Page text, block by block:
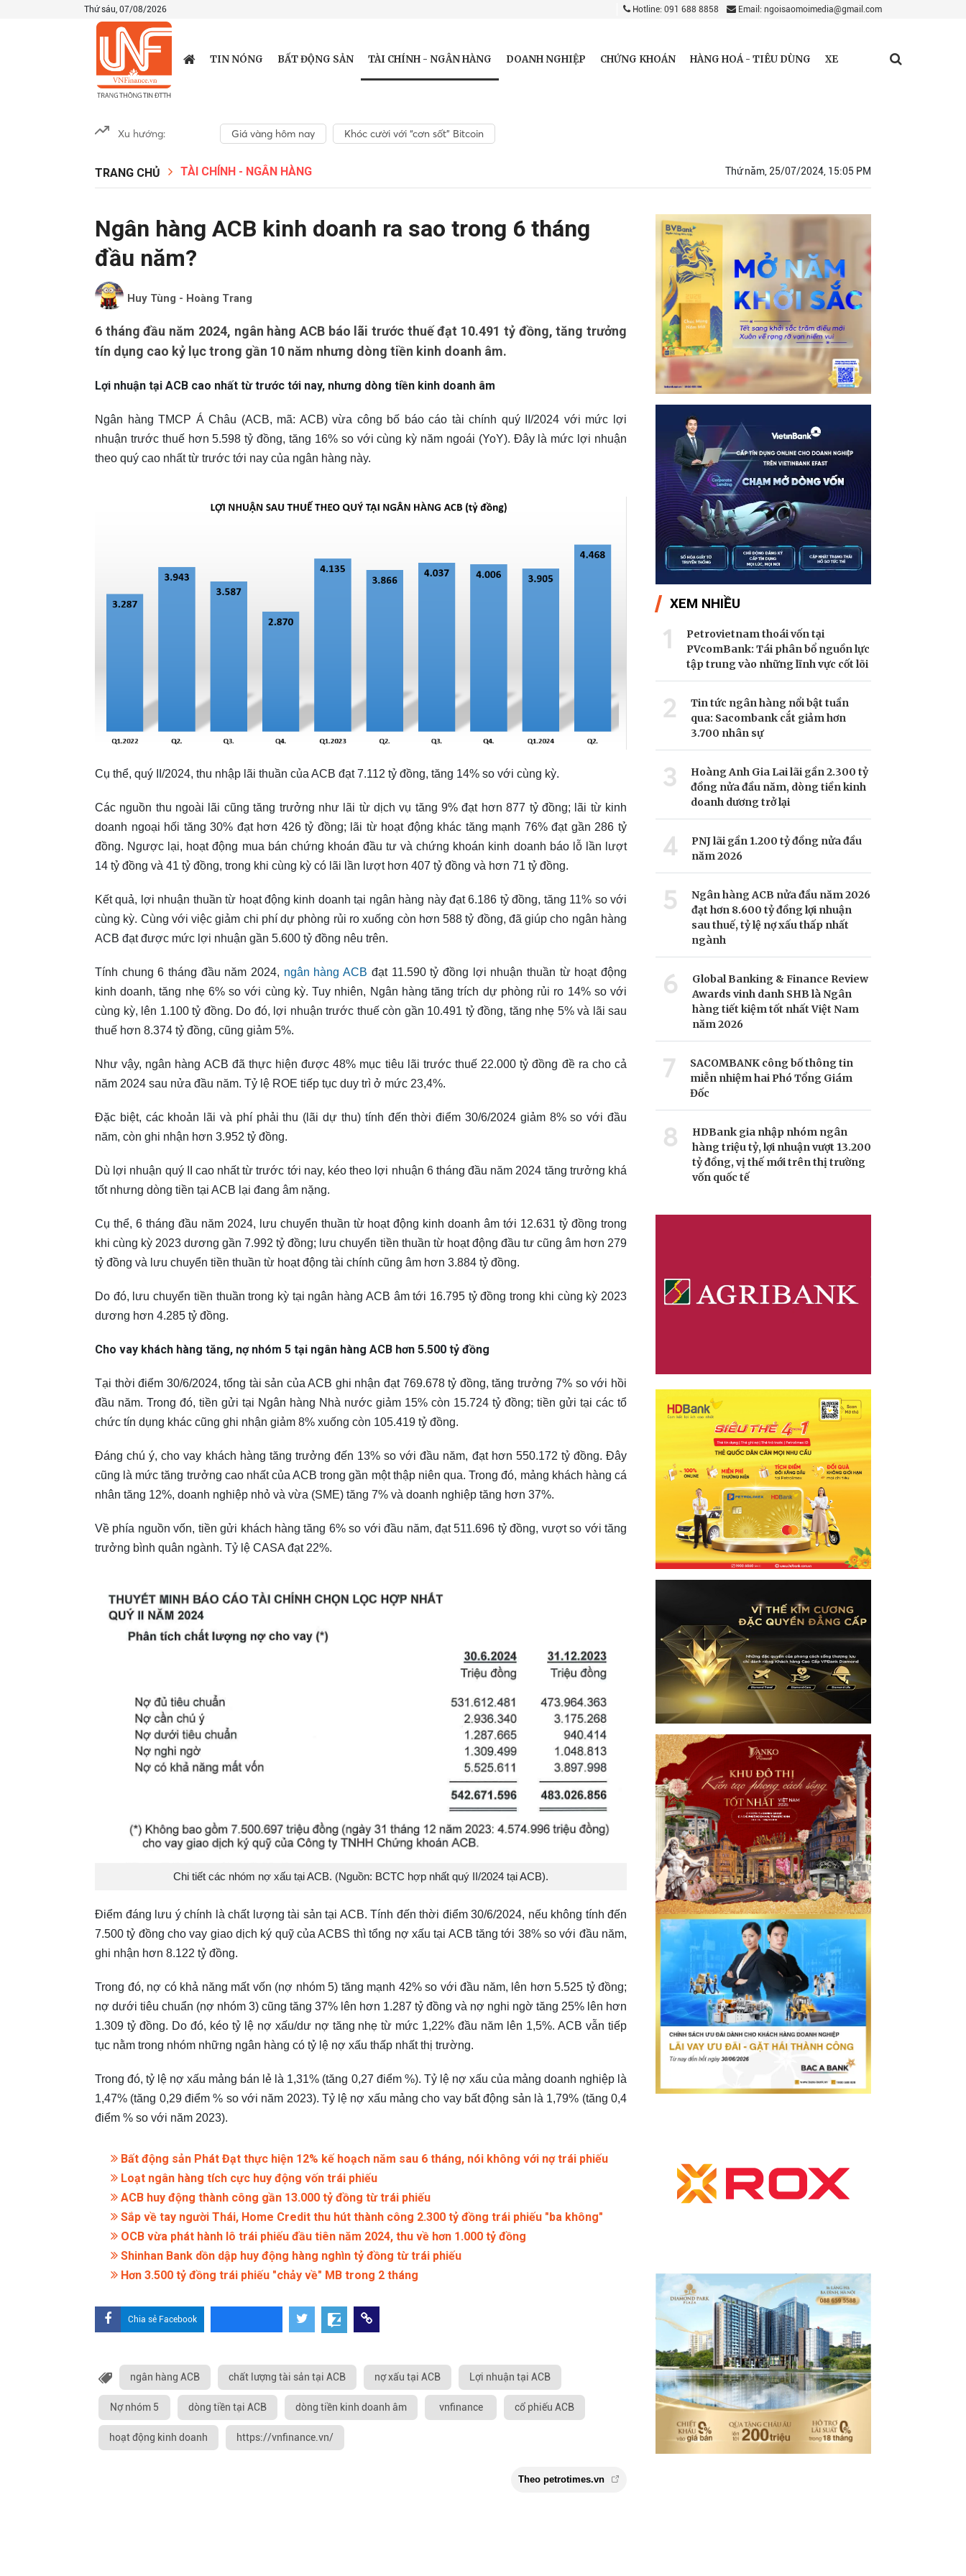
Thứ sáu, 07/08/2026 Hotline: 091 688 8858 Email: ngoisaomoimedia@gmail.com
TIN NÓNG BẤT ĐỘNG SẢN TÀI CHÍNH - NGÂN HÀNG DOANH NGHIỆP CHỨNG KHOÁN HÀNG HOÁ - TIÊU DÙNG XE
Xu hướng: Giá vàng hôm nay Khóc cười với “cơn sốt” Bitcoin
TRANG CHỦ TÀI CHÍNH - NGÂN HÀNG Thứ năm, 25/07/2024, 15:05 PM
Ngân hàng ACB kinh doanh ra sao trong 6 tháng
đầu năm?
Huy Tùng - Hoàng Trang
6 tháng đầu năm 2024, ngân hàng ACB báo lãi trước thuế đạt 10.491 tỷ đồng, tăng trưởng
tín dụng cao kỷ lục trong gần 10 năm nhưng dòng tiền kinh doanh âm.
Lợi nhuận tại ACB cao nhất từ trước tới nay, nhưng dòng tiền kinh doanh âm
Ngân hàng TMCP Á Châu (ACB, mã: ACB) vừa công bố báo cáo tài chính quý II/2024 với mức lợi
nhuận trước thuế hơn 5.598 tỷ đồng, tăng 16% so với cùng kỳ năm ngoái (YoY). Đây là mức lợi nhuận
theo quý cao nhất từ trước tới nay của ngân hàng này.
Cụ thể, quý II/2024, thu nhập lãi thuần của ACB đạt 7.112 tỷ đồng, tăng 14% so với cùng kỳ.
Các nguồn thu ngoài lãi cũng tăng trưởng như lãi từ dịch vụ tăng 9% đạt hơn 877 tỷ đồng; lãi từ kinh
doanh ngoại hối tăng 30% đạt hơn 426 tỷ đồng; lãi từ hoạt động khác tăng mạnh 76% đạt gần 286 tỷ
đồng. Ngược lại, hoạt động mua bán chứng khoán đầu tư và chứng khoán kinh doanh báo lỗ lần lượt
14 tỷ đồng và 41 tỷ đồng, trong khi cùng kỳ có lãi lần lượt hơn 407 tỷ đồng và hơn 71 tỷ đồng.
Kết quả, lợi nhuận thuần từ hoạt động kinh doanh tại ngân hàng này đạt 6.186 tỷ đồng, tăng 11% so với
cùng kỳ. Cùng với việc giảm chi phí dự phòng rủi ro xuống còn hơn 588 tỷ đồng, đã giúp cho ngân hàng
ACB đạt được mức lợi nhuận gần 5.600 tỷ đồng nêu trên.
Tính chung 6 tháng đầu năm 2024, ngân hàng ACB đạt 11.590 tỷ đồng lợi nhuận thuần từ hoạt động
kinh doanh, tăng nhẹ 6% so với cùng kỳ. Tuy nhiên, Ngân hàng tăng trích dự phòng rủi ro 14% so với
cùng kỳ, lên 1.100 tỷ đồng. Do đó, lợi nhuận trước thuế còn gần 10.491 tỷ đồng, tăng nhẹ 5% và lãi sau
thuế hơn 8.374 tỷ đồng, cũng giảm 5%.
Như vậy, ngân hàng ACB đã thực hiện được 48% mục tiêu lãi trước thuế 22.000 tỷ đồng đề ra cho cả
năm 2024 sau nửa đầu năm. Tỷ lệ ROE tiếp tục duy trì ở mức 23,4%.
Đặc biệt, các khoản lãi và phí phải thu (lãi dự thu) tính đến thời điểm 30/6/2024 giảm 8% so với đầu
năm, còn ghi nhận hơn 3.952 tỷ đồng.
Dù lợi nhuận quý II cao nhất từ trước tới nay, kéo theo lợi nhuận 6 tháng đầu năm 2024 tăng trưởng khá
tốt nhưng dòng tiền tại ACB lại đang âm nặng.
Cụ thể, 6 tháng đầu năm 2024, lưu chuyển thuần từ hoạt động kinh doanh âm tới 12.631 tỷ đồng trong
khi cùng kỳ 2023 dương gần 7.992 tỷ đồng; lưu chuyển tiền thuần từ hoạt động đầu tư cũng âm hơn 279
tỷ đồng và lưu chuyển tiền thuần từ hoạt động tài chính cũng âm hơn 3.884 tỷ đồng.
Do đó, lưu chuyển tiền thuần trong kỳ tại ngân hàng ACB âm tới 16.795 tỷ đồng trong khi cùng kỳ 2023
dương hơn 4.285 tỷ đồng.
Cho vay khách hàng tăng, nợ nhóm 5 tại ngân hàng ACB hơn 5.500 tỷ đồng
Tại thời điểm 30/6/2024, tổng tài sản của ACB ghi nhận đạt 769.678 tỷ đồng, tăng trưởng 7% so với hồi
đầu năm. Trong đó, tiền gửi tại Ngân hàng Nhà nước giảm 15% còn 15.724 tỷ đồng; tiền gửi tại các tổ
chức tín dụng khác cũng ghi nhận giảm 8% xuống còn 105.419 tỷ đồng.
Đáng chú ý, cho vay khách hàng tăng trưởng đến 13% so với đầu năm, đạt hơn 550.172 tỷ đồng. Đây
cũng là mức tăng trưởng cao nhất của ACB trong gần một thập niên qua. Trong đó, mảng khách hàng cá
nhân tăng 12%, doanh nghiệp nhỏ và vừa (SME) tăng 7% và doanh nghiệp tăng hơn 37%.
Về phía nguồn vốn, tiền gửi khách hàng tăng 6% so với đầu năm, đạt 511.696 tỷ đồng, vượt so với tăng
trưởng bình quân ngành. Tỷ lệ CASA đạt 22%.
Chi tiết các nhóm nợ xấu tại ACB. (Nguồn: BCTC hợp nhất quý II/2024 tại ACB).
Điểm đáng lưu ý chính là chất lượng tài sản tại ACB. Tính đến thời điểm 30/6/2024, nếu không tính đến
7.500 tỷ đồng cho vay giao dịch ký quỹ của ACBS thì tổng nợ xấu tại ACB tăng tới 38% so với đầu năm,
ghi nhận hơn 8.122 tỷ đồng.
Trong đó, nợ có khả năng mất vốn (nợ nhóm 5) tăng mạnh 42% so với đầu năm, lên hơn 5.525 tỷ đồng;
nợ dưới tiêu chuẩn (nợ nhóm 3) cũng tăng 37% lên hơn 1.287 tỷ đồng và nợ nghi ngờ tăng 25% lên hơn
1.309 tỷ đồng. Do đó, kéo tỷ lệ nợ xấu/dư nợ tăng nhẹ từ mức 1,22% đầu năm lên 1,5%. ACB vẫn tiếp
tục nằm trong nhóm những ngân hàng có tỷ lệ nợ xấu thấp nhất thị trường.
Trong đó, tỷ lệ nợ xấu mảng bán lẻ là 1,31% (tăng 0,27 điểm %). Tỷ lệ nợ xấu của mảng doanh nghiệp là
1,47% (tăng 0,29 điểm % so với năm 2023). Tỷ lệ nợ xấu mảng cho vay bất động sản là 1,79% (tăng 0,4
điểm % so với năm 2023).
Bất động sản Phát Đạt thực hiện 12% kế hoạch năm sau 6 tháng, nói không với nợ trái phiếu
Loạt ngân hàng tích cực huy động vốn trái phiếu
ACB huy động thành công gần 13.000 tỷ đồng từ trái phiếu
Sắp về tay người Thái, Home Credit thu hút thành công 2.300 tỷ đồng trái phiếu "ba không"
OCB vừa phát hành lô trái phiếu đầu tiên năm 2024, thu về hơn 1.000 tỷ đồng
Shinhan Bank dồn dập huy động hàng nghìn tỷ đồng từ trái phiếu
Hơn 3.500 tỷ đồng trái phiếu "chảy về" MB trong 2 tháng
Chia sẻ Facebook
ngân hàng ACB chất lượng tài sản tại ACB nợ xấu tại ACB Lợi nhuận tại ACB
Nợ nhóm 5 dòng tiền tại ACB dòng tiền kinh doanh âm vnfinance cổ phiếu ACB
hoạt động kinh doanh https://vnfinance.vn/
XEM NHIỀU
1
Petrovietnam thoái vốn tại
PVcomBank: Tái phân bổ nguồn lực
tập trung vào những lĩnh vực cốt lõi
2
Tin tức ngân hàng nổi bật tuần
qua: Sacombank cắt giảm hơn
3.700 nhân sự
3
Hoàng Anh Gia Lai lãi gần 2.300 tỷ
đồng nửa đầu năm, dòng tiền kinh
doanh dương trở lại
4
PNJ lãi gần 1.200 tỷ đồng nửa đầu
năm 2026
5
Ngân hàng ACB nửa đầu năm 2026
đạt hơn 8.600 tỷ đồng lợi nhuận
sau thuế, tỷ lệ nợ xấu thấp nhất
ngành
6
Global Banking & Finance Review
Awards vinh danh SHB là Ngân
hàng tiết kiệm tốt nhất Việt Nam
năm 2026
7
SACOMBANK công bố thông tin
miễn nhiệm hai Phó Tổng Giám
Đốc
8
HDBank gia nhập nhóm ngân
hàng triệu tỷ, lợi nhuận vượt 13.200
tỷ đồng, vị thế mới trên thị trường
vốn quốc tế